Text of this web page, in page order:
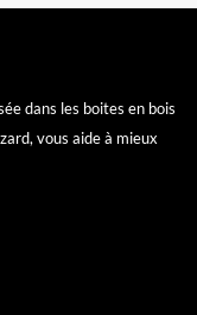
dans les boites en bois
vous aide à mieux